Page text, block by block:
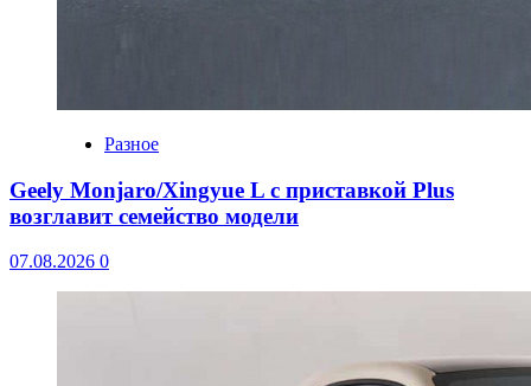
Разное
Geely Monjaro/Xingyue L с приставкой Plus
возглавит семейство модели
07.08.2026 0